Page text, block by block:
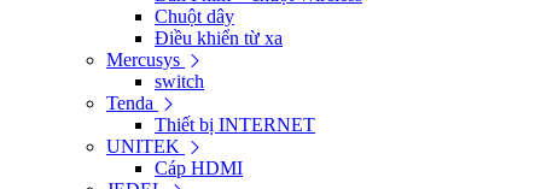
Chuột dây
Điều khiển từ xa
Mercusys
switch
Tenda
Thiết bị INTERNET
UNITEK
Cáp HDMI